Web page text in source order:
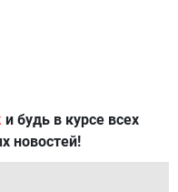
и будь в курсе всех
новостей!